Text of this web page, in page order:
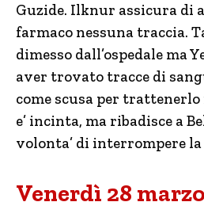
Guzide. Ilknur assicura di
farmaco nessuna traccia.
dimesso dall’ospedale ma
aver trovato tracce di
come scusa per
e’ incinta, ma ribadisce a
volonta’ di interrompere
Venerdì 28 marzo